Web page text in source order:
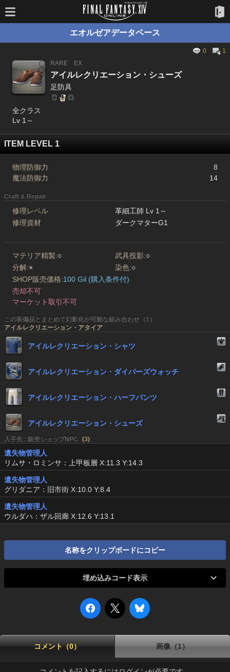
エオルゼアデータベース
0
1
RARE
EX
アイルレクリエーション・シューズ
足防具
全クラス
Lv 1～
ITEM LEVEL 1
物理防御力
8
魔法防御力
14
Craft & Repair
修理レベル
革細工師 Lv 1～
修理資材
ダークマターG1
マテリア精製:○ 武具投影:○
分解:× 染色:○
SHOP販売価格:100 Gil (購入条件付)
売却不可
マーケット取引不可
この装備品とまとめて幻影化が可能な組み合わせ（1）
アイルレクリエーション・アタイア
アイルレクリエーション・シャツ
アイルレクリエーション・ダイバーズウォッチ
アイルレクリエーション・ハーフパンツ
アイルレクリエーション・シューズ
入手先 : 販売ショップNPC (3)
遺失物管理人
リムサ・ロミンサ：上甲板層 X:11.3 Y:14.3
遺失物管理人
グリダニア：旧市街 X:10.0 Y:8.4
遺失物管理人
ウルダハ：ザル回廊 X:12.6 Y:13.1
名称をクリップボードにコピー
埋め込みコード表示
コメント（0） 画像（1）